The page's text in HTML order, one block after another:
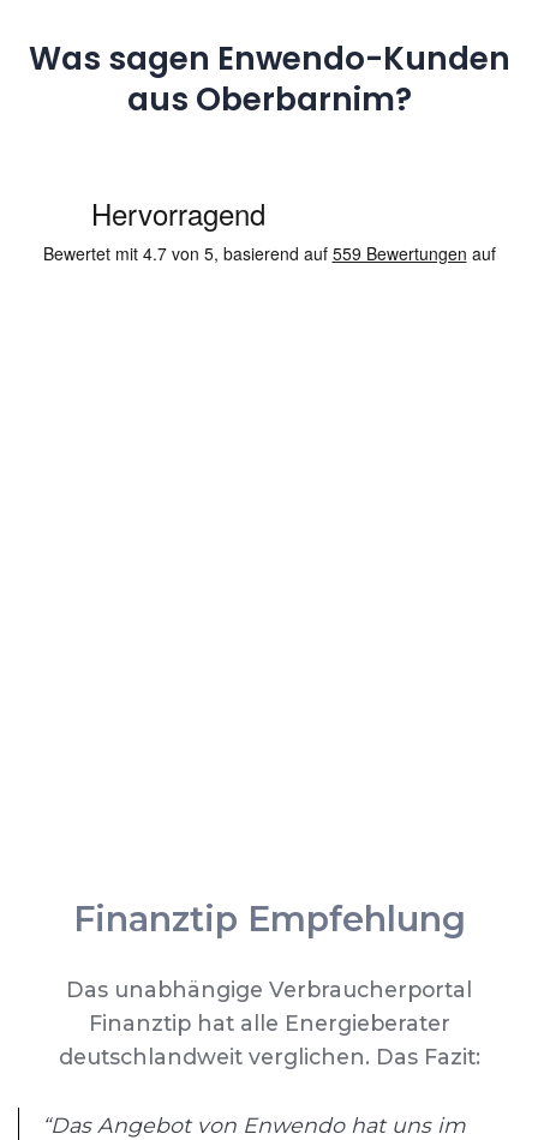
Was sagen Enwendo-Kunden
aus Oberbarnim?
Finanztip Empfehlung
Das unabhängige Verbraucherportal
Finanztip hat alle Energieberater
deutschlandweit verglichen. Das Fazit:
“Das Angebot von Enwendo hat uns im